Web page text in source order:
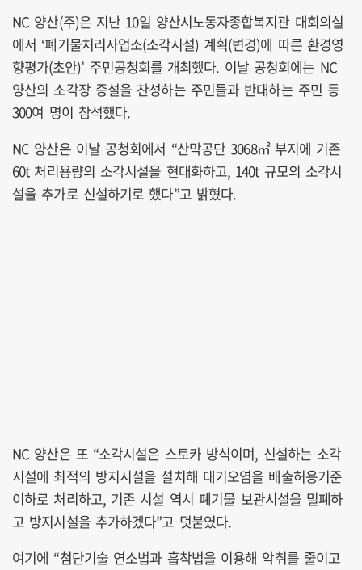
NC 양산(주)은 지난 10일 양산시노동자종합복지관 대회의실
에서 ‘폐기물처리사업소(소각시설) 계획(변경)에 따른 환경영
향평가(초안)’ 주민공청회를 개최했다. 이날 공청회에는 NC
양산의 소각장 증설을 찬성하는 주민들과 반대하는 주민 등
300여 명이 참석했다.
NC 양산은 이날 공청회에서 “산막공단 3068㎡ 부지에 기존
60t 처리용량의 소각시설을 현대화하고, 140t 규모의 소각시
설을 추가로 신설하기로 했다”고 밝혔다.
NC 양산은 또 “소각시설은 스토카 방식이며, 신설하는 소각
시설에 최적의 방지시설을 설치해 대기오염을 배출허용기준
이하로 처리하고, 기존 시설 역시 폐기물 보관시설을 밀폐하
고 방지시설을 추가하겠다”고 덧붙였다.
여기에 “첨단기술 연소법과 흡착법을 이용해 악취를 줄이고